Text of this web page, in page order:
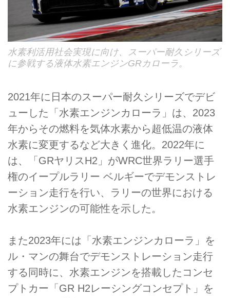
水素利活用社会実現に向け、スーパー耐久シリーズ
に参戦する液体水素エンジンGRカローラ。
2021年に日本のスーパー耐久シリーズでデビ
ューした「水素エンジンカローラ」は、2023
年からその燃料を気体水素から超低温の液体
水素に変更するなど大きく進化。2022年に
は、「GRヤリスH2」がWRC世界ラリー選手
権のイープルラリー ベルギーでデモンストレ
ーション走行を行い、ラリーの世界における
水素エンジンの可能性を示した。
また2023年には「水素エンジンカローラ」を
ル・マンの舞台でデモンストレーション走行
する同時に、水素エンジンを搭載したコンセ
プトカー「GR H2レーシングコンセプト」を